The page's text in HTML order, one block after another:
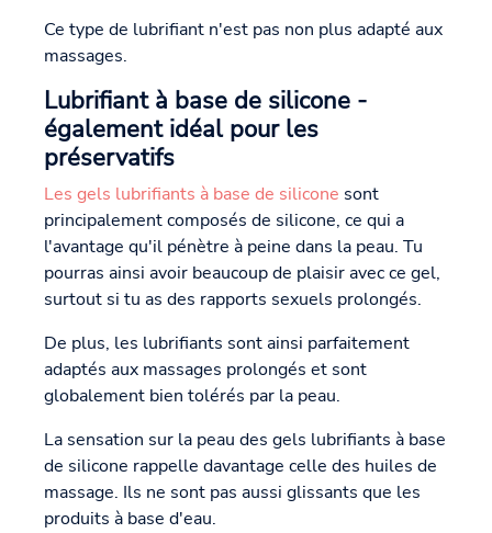
Ce type de lubrifiant n'est pas non plus adapté aux
massages.
Lubrifiant à base de silicone -
également idéal pour les
préservatifs
Les gels lubrifiants à base de silicone sont
principalement composés de silicone, ce qui a
l'avantage qu'il pénètre à peine dans la peau. Tu
pourras ainsi avoir beaucoup de plaisir avec ce gel,
surtout si tu as des rapports sexuels prolongés.
De plus, les lubrifiants sont ainsi parfaitement
adaptés aux massages prolongés et sont
globalement bien tolérés par la peau.
La sensation sur la peau des gels lubrifiants à base
de silicone rappelle davantage celle des huiles de
massage. Ils ne sont pas aussi glissants que les
produits à base d'eau.